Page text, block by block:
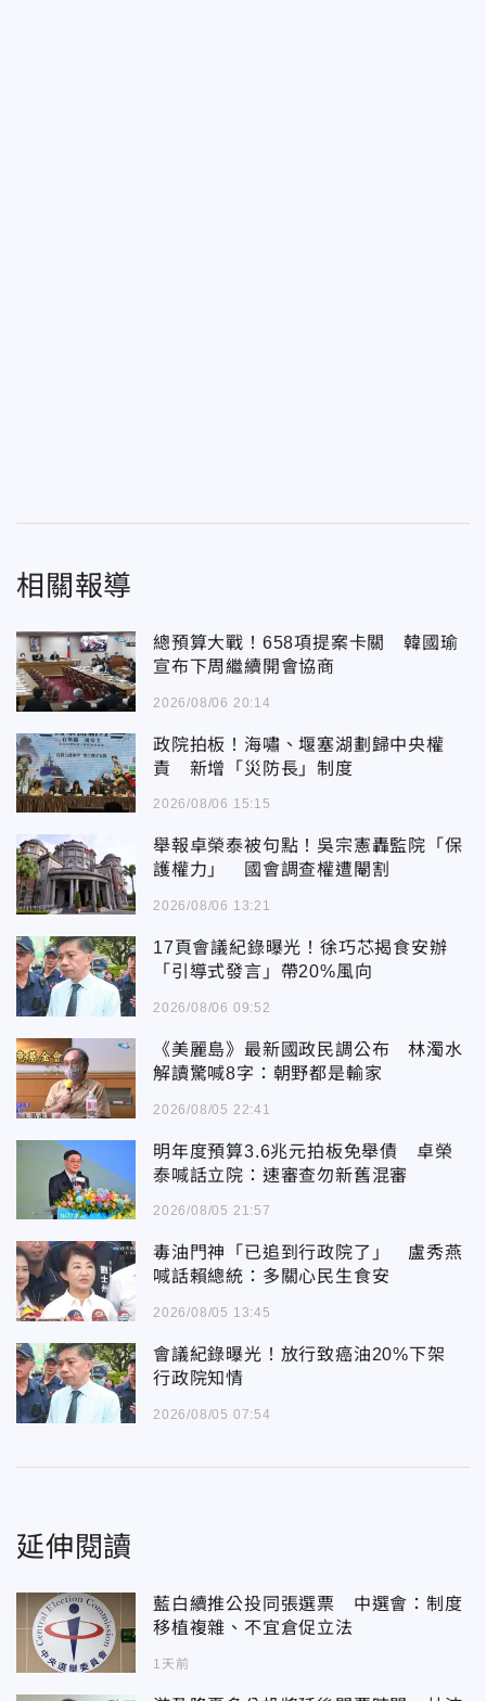
相關報導
總預算大戰！658項提案卡關 韓國瑜
宣布下周繼續開會協商
2026/08/06 20:14
政院拍板！海嘯、堰塞湖劃歸中央權
責 新增「災防長」制度
2026/08/06 15:15
舉報卓榮泰被句點！吳宗憲轟監院「保
護權力」 國會調查權遭閹割
2026/08/06 13:21
17頁會議紀錄曝光！徐巧芯揭食安辦
「引導式發言」帶20%風向
2026/08/06 09:52
《美麗島》最新國政民調公布 林濁水
解讀驚喊8字：朝野都是輸家
2026/08/05 22:41
明年度預算3.6兆元拍板免舉債 卓榮
泰喊話立院：速審查勿新舊混審
2026/08/05 21:57
毒油門神「已追到行政院了」 盧秀燕
喊話賴總統：多關心民生食安
2026/08/05 13:45
會議紀錄曝光！放行致癌油20%下架
行政院知情
2026/08/05 07:54
延伸閱讀
藍白續推公投同張選票 中選會：制度
移植複雜、不宜倉促立法
1天前